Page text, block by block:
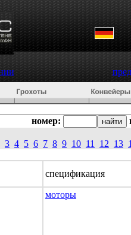
номер:
3 4 5 6 7 8 9 10 11 12 13
спецификация
моторы